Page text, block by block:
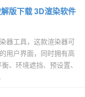
版下载 3D渲染软件
器工具，这款渲染器可
用户界面，同时拥有高
、环境遮挡、预设置、